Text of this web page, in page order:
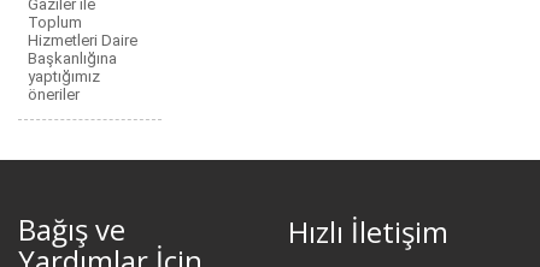
Gaziler ile
Toplum
Hizmetleri Daire
Başkanlığına
yaptığımız
öneriler
Bağış ve Hızlı İletişim